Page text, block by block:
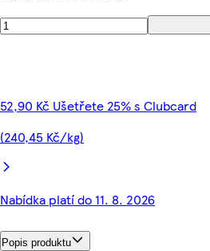
52,90 Kč Ušetřete 25% s Clubcard
(240,45 Kč/kg)
Nabídka platí do 11. 8. 2026
Popis produktu